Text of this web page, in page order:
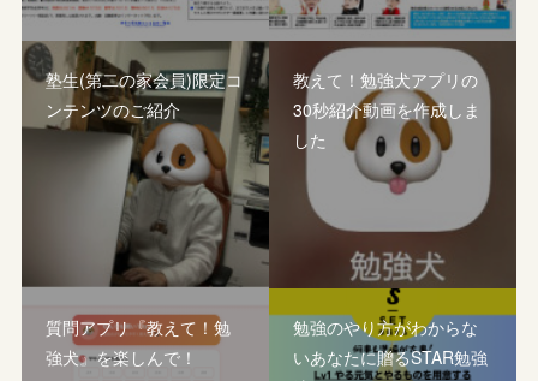
塾生(第二の家会員)限定コ
ンテンツのご紹介
教えて！勉強犬アプリの
30秒紹介動画を作成しま
した
質問アプリ『教えて！勉
強犬』を楽しんで！
勉強のやり方がわからな
いあなたに贈るSTAR勉強